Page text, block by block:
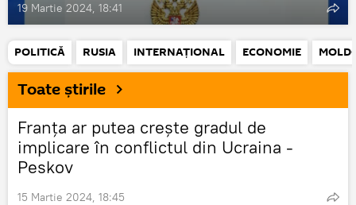
19 Martie 2024, 18:41
POLITICĂ RUSIA INTERNAŢIONAL ECONOMIE
Toate știrile
Franța ar putea crește gradul de
implicare în conflictul din Ucraina -
Peskov
15 Martie 2024, 18:45